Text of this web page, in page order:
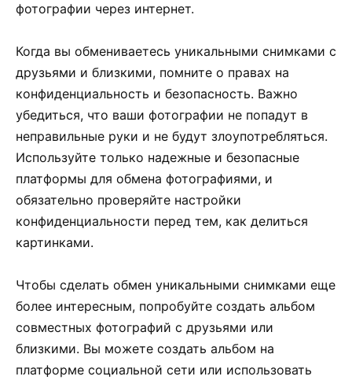
фотографии через интернет.
Когда вы обмениваетесь уникальными снимками с
друзьями и близкими, помните о правах на
конфиденциальность и безопасность. Важно
убедиться, что ваши фотографии не попадут в
неправильные руки и не будут злоупотребляться.
Используйте только надежные и безопасные
платформы для обмена фотографиями, и
обязательно проверяйте настройки
конфиденциальности перед тем, как делиться
картинками.
Чтобы сделать обмен уникальными снимками еще
более интересным, попробуйте создать альбом
совместных фотографий с друзьями или
близкими. Вы можете создать альбом на
платформе социальной сети или использовать